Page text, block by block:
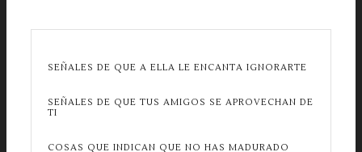
SEÑALES DE QUE A ELLA LE ENCANTA IGNORARTE
SEÑALES DE QUE TUS AMIGOS SE APROVECHAN DE
TI
COSAS QUE INDICAN QUE NO HAS MADURADO